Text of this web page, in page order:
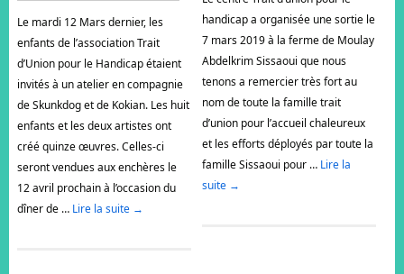
Le mardi 12 Mars dernier, les
enfants de l’association Trait
d’Union pour le Handicap étaient
invités à un atelier en compagnie
de Skunkdog et de Kokian. Les huit
enfants et les deux artistes ont
créé quinze œuvres. Celles-ci
seront vendues aux enchères le
12 avril prochain à l’occasion du
dîner de … Lire la suite →
handicap a organisée une sortie le
7 mars 2019 à la ferme de Moulay
Abdelkrim Sissaoui que nous
tenons a remercier très fort au
nom de toute la famille trait
d’union pour l’accueil chaleureux
et les efforts déployés par toute la
famille Sissaoui pour … Lire la
suite →